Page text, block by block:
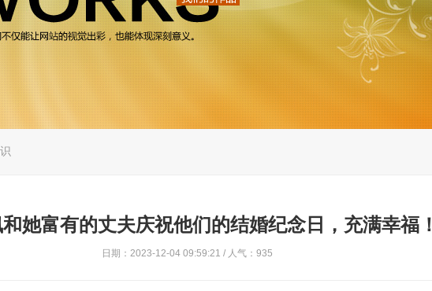
她富有的丈夫庆祝他们的结婚纪念日，充满幸福！
日期：2023-12-04 09:59:21 / 人气：935